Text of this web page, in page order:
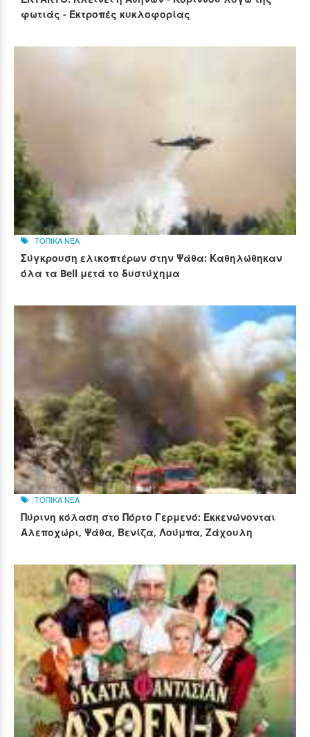
φωτιάς - Εκτροπές κυκλοφορίας
ΤΟΠΙΚΑ ΝΕΑ
Σύγκρουση ελικοπτέρων στην Ψάθα: Καθηλώθηκαν
όλα τα Bell μετά το δυστύχημα
ΤΟΠΙΚΑ ΝΕΑ
Πύρινη κόλαση στο Πόρτο Γερμενό: Εκκενώνονται
Αλεποχώρι, Ψάθα, Βενίζα, Λούμπα, Ζάχουλη